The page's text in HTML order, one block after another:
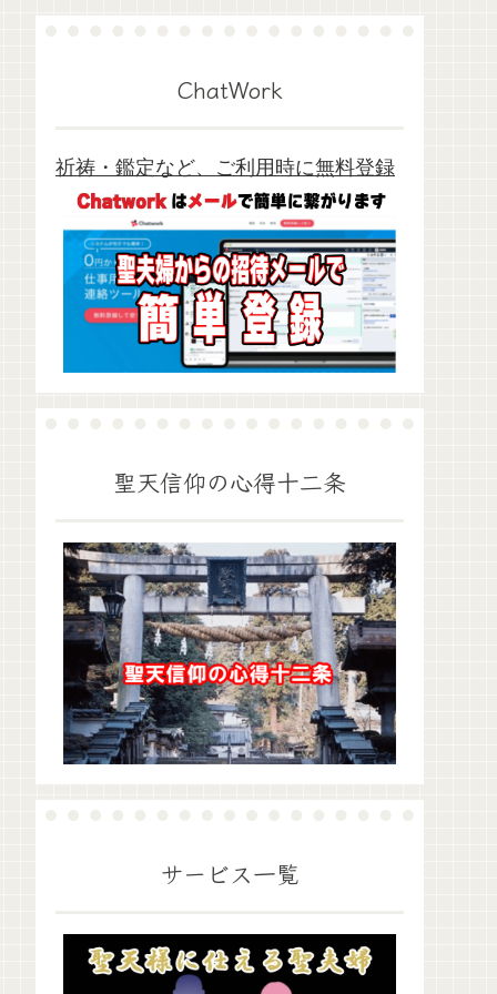
ChatWork
祈祷・鑑定など、ご利用時に無料登録
聖天信仰の心得十二条
サービス一覧